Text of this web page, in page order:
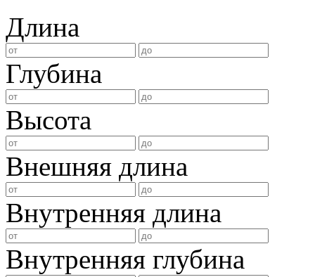
Длина
Глубина
Высота
Внешняя длина
Внутренняя длина
Внутренняя глубина